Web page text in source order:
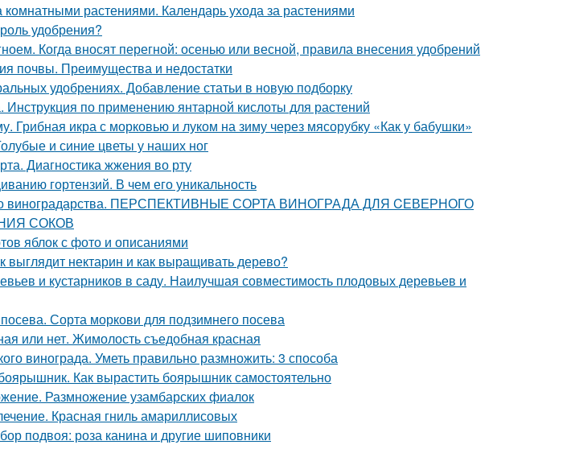
растениями. Календарь ухода за растениями
удобрения?
Когда вносят перегной: осенью или весной, правила внесения удобрений
почвы. Преимущества и недостатки
удобрениях. Добавление статьи в новую подборку
Инструкция по применению янтарной кислоты для растений
Грибная икра с морковью и луком на зиму через мясорубку «Как у бабушки»
и синие цветы у наших ног
Диагностика жжения во рту
гортензий. В чем его уникальность
виноградарства. ПЕРСПЕКТИВНЫЕ СОРТА ВИНОГРАДА ДЛЯ CЕВЕРНОГО
СОКОВ
яблок с фото и описаниями
выглядит нектарин и как выращивать дерево?
и кустарников в саду. Наилучшая совместимость плодовых деревьев и
Сорта моркови для подзимнего посева
или нет. Жимолость съедобная красная
винограда. Уметь правильно размножить: 3 способа
Как вырастить боярышник самостоятельно
Размножение узамбарских фиалок
Красная гниль амариллисовых
подвоя: роза канина и другие шиповники